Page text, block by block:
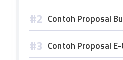
Contoh Proposal
Contoh Proposal